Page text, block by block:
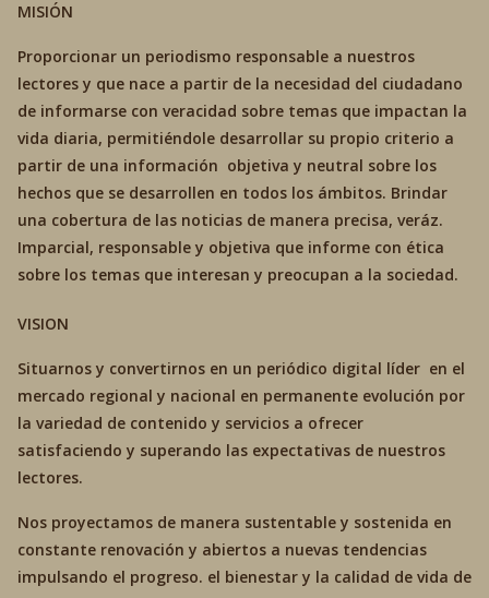
MISIÓN
Proporcionar un periodismo responsable a nuestros
lectores y que nace a partir de la necesidad del ciudadano
de informarse con veracidad sobre temas que impactan la
vida diaria, permitiéndole desarrollar su propio criterio a
partir de una información objetiva y neutral sobre los
hechos que se desarrollen en todos los ámbitos. Brindar
una cobertura de las noticias de manera precisa, veráz.
Imparcial, responsable y objetiva que informe con ética
sobre los temas que interesan y preocupan a la sociedad.
VISION
Situarnos y convertirnos en un periódico digital líder en el
mercado regional y nacional en permanente evolución por
la variedad de contenido y servicios a ofrecer
satisfaciendo y superando las expectativas de nuestros
lectores.
Nos proyectamos de manera sustentable y sostenida en
constante renovación y abiertos a nuevas tendencias
impulsando el progreso. el bienestar y la calidad de vida de